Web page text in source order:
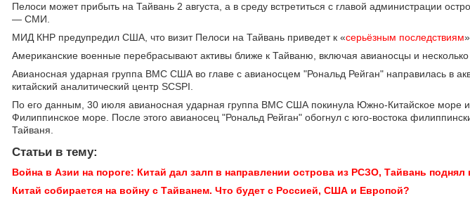
Пелоси может прибыть на Тайвань 2 августа, а в среду встретиться с главой администрации
— СМИ.
МИД КНР предупредил США, что визит Пелоси на Тайвань приведет к «серьёзным последствиям».
Американские военные перебрасывают активы ближе к Тайваню, включая авианосцы и
Авианосная ударная группа ВМС США во главе с авианосцем "Рональд Рейган" направилась в
китайский аналитический центр SCSPI.
По его данным, 30 июля авианосная ударная группа ВМС США покинула Южно-Китайское море
Филиппинское море. После этого авианосец "Рональд Рейган" обогнул с юго-востока
Тайваня.
Статьи в тему:
Война в Азии на пороге: Китай дал залп в направлении острова из РСЗО, Тайвань поднял
Китай собирается на войну c Тайванем. Что будет с Россией, США и Европой?